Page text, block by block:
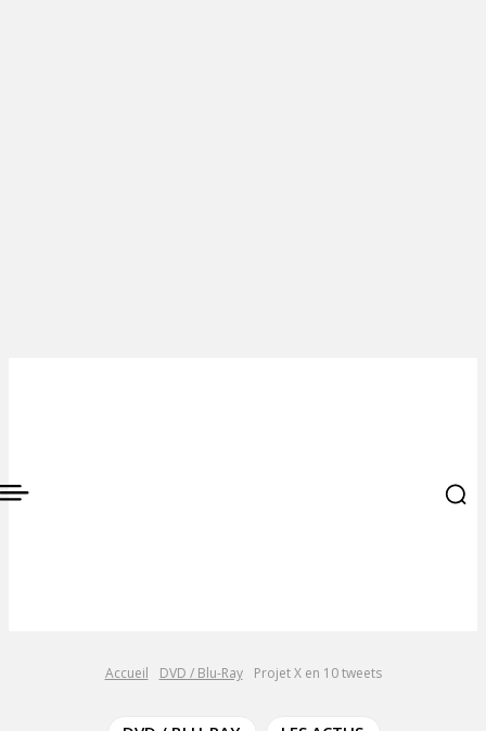
Accueil DVD / Blu-Ray Projet X en 10 tweets